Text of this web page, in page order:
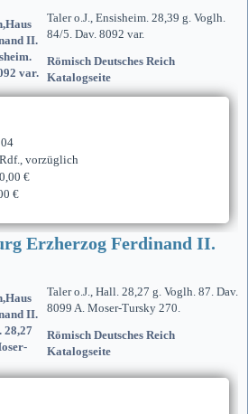
Taler o.J., Ensisheim. 28,39 g. Voglh.
84/5. Dav. 8092 var.
Römisch Deutsches Reich
Katalogseite
vorzüglich
€
€
Erzherzog Ferdinand II.
Taler o.J., Hall. 28,27 g. Voglh. 87. Dav.
8099 A. Moser-Tursky 270.
Römisch Deutsches Reich
Katalogseite